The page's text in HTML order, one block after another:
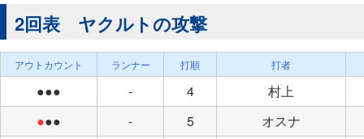
2回表 ヤクルトの攻撃
アウトカウント ランナー 打順 打者
●●● - 4
村上
●●● - 5
オスナ